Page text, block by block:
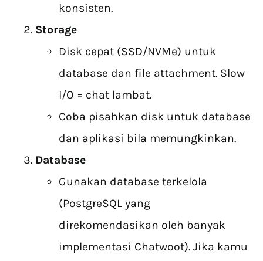
konsisten.
Storage
Disk cepat (SSD/NVMe) untuk
database dan file attachment. Slow
I/O = chat lambat.
Coba pisahkan disk untuk database
dan aplikasi bila memungkinkan.
Database
Gunakan database terkelola
(PostgreSQL yang
direkomendasikan oleh banyak
implementasi Chatwoot). Jika kamu